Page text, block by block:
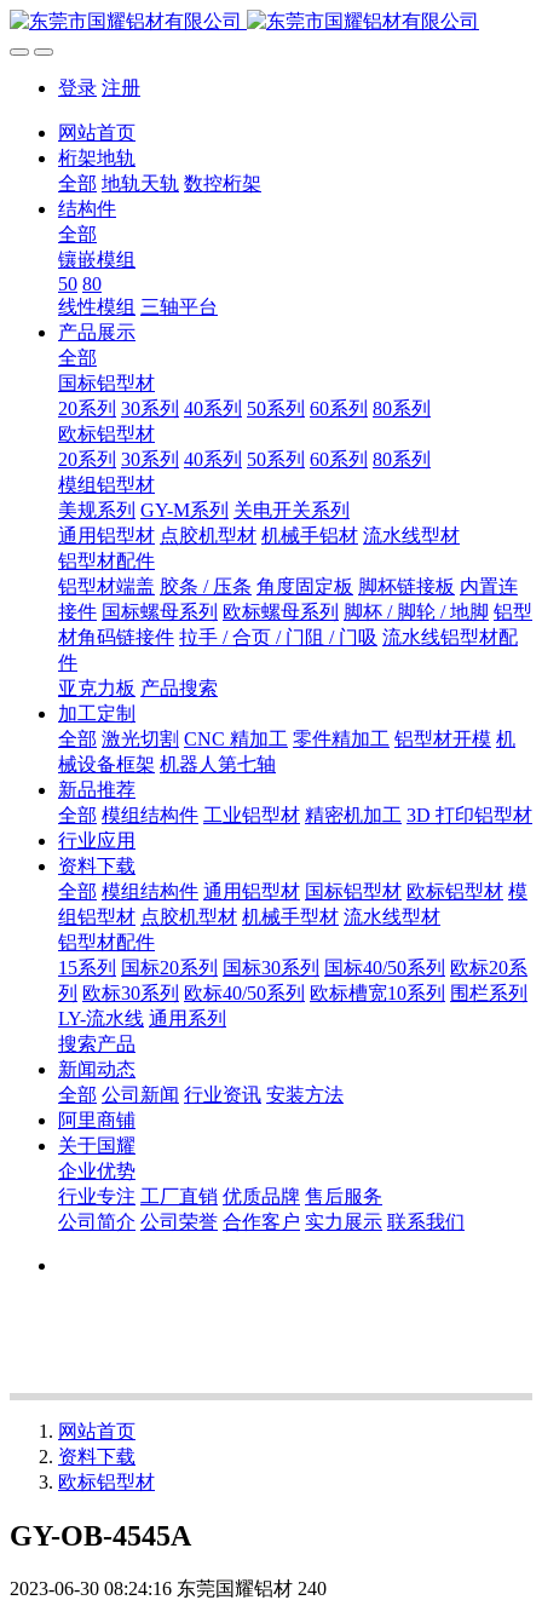
登录 注册
网站首页
桁架地轨
全部 地轨天轨 数控桁架
结构件
全部
镶嵌模组
50 80
线性模组 三轴平台
产品展示
全部
国标铝型材
20系列 30系列 40系列 50系列 60系列 80系列
欧标铝型材
20系列 30系列 40系列 50系列 60系列 80系列
模组铝型材
美规系列 GY-M系列 关电开关系列
通用铝型材 点胶机型材 机械手铝材 流水线型材
铝型材配件
铝型材端盖 胶条 / 压条 角度固定板 脚杯链接板 内置连
接件 国标螺母系列 欧标螺母系列 脚杯 / 脚轮 / 地脚 铝型
材角码链接件 拉手 / 合页 / 门阻 / 门吸 流水线铝型材配
件
亚克力板 产品搜索
加工定制
全部 激光切割 CNC 精加工 零件精加工 铝型材开模 机
械设备框架 机器人第七轴
新品推荐
全部 模组结构件 工业铝型材 精密机加工 3D 打印铝型材
行业应用
资料下载
全部 模组结构件 通用铝型材 国标铝型材 欧标铝型材 模
组铝型材 点胶机型材 机械手型材 流水线型材
铝型材配件
15系列 国标20系列 国标30系列 国标40/50系列 欧标20系
列 欧标30系列 欧标40/50系列 欧标槽宽10系列 围栏系列
LY-流水线 通用系列
搜索产品
新闻动态
全部 公司新闻 行业资讯 安装方法
阿里商铺
关于国耀
企业优势
行业专注 工厂直销 优质品牌 售后服务
公司简介 公司荣誉 合作客户 实力展示 联系我们
网站首页
资料下载
欧标铝型材
GY-OB-4545A
2023-06-30 08:24:16 东莞国耀铝材 240